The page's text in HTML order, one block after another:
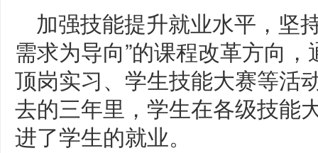
加强技能提升就业水平，坚
需求为导向”的课程改革方向
顶岗实习、学生技能大赛等活
去的三年里，学生在各级技能
进了学生的就业。